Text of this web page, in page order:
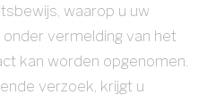
waarop u uw
vermelding van het
kan worden opgenomen.
verzoek, krijgt u